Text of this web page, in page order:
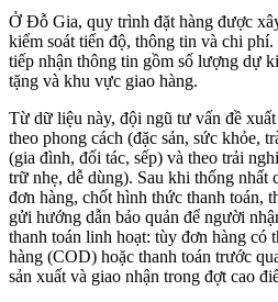
Ở Đỗ Gia, quy trình đặt hàng được
kiểm soát tiến độ, thông tin và chi
tiếp nhận thông tin gồm số lượng dự
tặng và khu vực giao hàng.
Từ dữ liệu này, đội ngũ tư vấn đề
theo phong cách (đặc sản, sức khỏe,
(gia đình, đối tác, sếp) và theo trải
trữ nhẹ, dễ dùng). Sau khi thống nhất
đơn hàng, chốt hình thức thanh toán,
gửi hướng dẫn bảo quản để người
thanh toán linh hoạt: tùy đơn hàng có
hàng (COD) hoặc thanh toán trước
sản xuất và giao nhận trong đợt cao